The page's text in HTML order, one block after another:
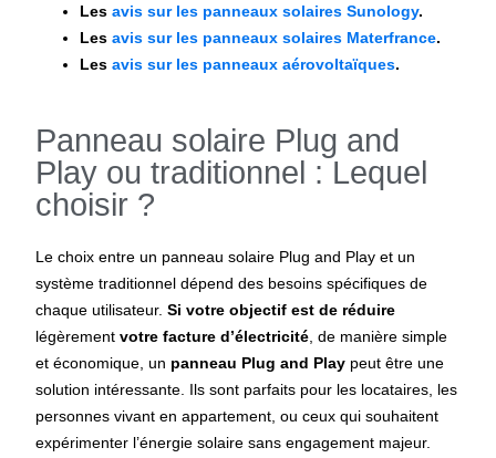
Lesavis sur les panneaux solaires Sunology.
Lesavis sur les panneaux solaires Materfrance.
Lesavis sur les panneaux aérovoltaïques.
Panneau solaire Plug and
Play ou traditionnel : Lequel
choisir ?
Le choix entre un panneau solaire Plug and Play et un
système traditionnel dépend des besoins spécifiques de
chaque utilisateur.Si votre objectif est de réduire
légèrementvotre facture d’électricité , de manière simple
et économique, un panneau Plug and Play peut être une
solution intéressante. Ils sont parfaits pour les locataires, les
personnes vivant en appartement, ou ceux qui souhaitent
expérimenter l’énergie solaire sans engagement majeur.